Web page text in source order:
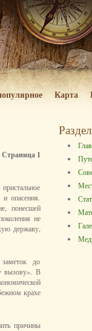
Карта
Страница 1
опасения.
понесшей
не
державу,
до
вызову». В
крахе
причины